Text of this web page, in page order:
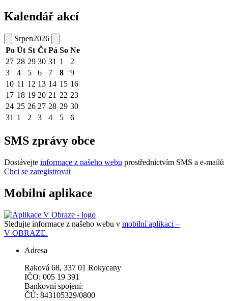
Kalendář akcí
Srpen2026
Po Út St Čt Pá So Ne
27 28 29 30 31 1
2
3
4 5 6 7 8
9
10 11 12 13 14 15 16
17 18 19 20 21 22 23
24 25 26 27 28 29 30
31 1 2 3 4 5 6
SMS zprávy obce
Dostávejte informace z našeho webu prostřednictvím SMS a e-mailů
Chci se zaregistrovat
Mobilní aplikace
Sledujte informace z našeho webu v mobilní aplikaci –
V OBRAZE.
Adresa
Raková 68, 337 01 Rokycany
IČO: 005 19 391
Bankovní spojení:
ČÚ: 843105329/0800